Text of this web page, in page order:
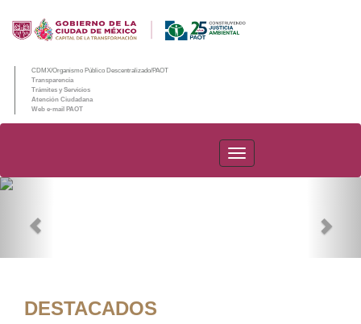
CDMX/Organismo Público Descentralizado/PAOT
Transparencia
Trámites y Servicios
Atención Ciudadana
Web e-mail PAOT
PAOT
DESTACADOS